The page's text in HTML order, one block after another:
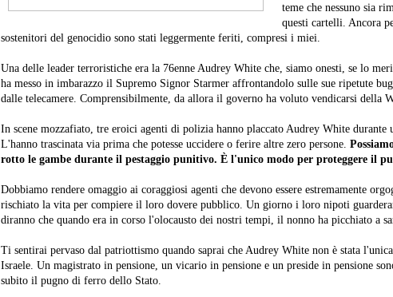
teme che nessuno sia
questi cartelli. Ancora
sostenitori del genocidio sono stati leggermente feriti, compresi i miei.
Una delle leader terroristiche era la 76enne Audrey White che, siamo onesti, se lo
ha messo in imbarazzo il Supremo Signor Starmer affrontandolo sulle sue ripetute
dalle telecamere. Comprensibilmente, da allora il governo ha voluto vendicarsi della
In scene mozzafiato, tre eroici agenti di polizia hanno placcato Audrey White durante
L'hanno trascinata via prima che potesse uccidere o ferire altre zero persone.
rotto le gambe durante il pestaggio punitivo. È l'unico modo per proteggere il
Dobbiamo rendere omaggio ai coraggiosi agenti che devono essere estremamente
rischiato la vita per compiere il loro dovere pubblico. Un giorno i loro nipoti
diranno che quando era in corso l'olocausto dei nostri tempi, il nonno ha picchiato a
Ti sentirai pervaso dal patriottismo quando saprai che Audrey White non è stata
Israele. Un magistrato in pensione, un vicario in pensione e un preside in pensione
subito il pugno di ferro dello Stato.